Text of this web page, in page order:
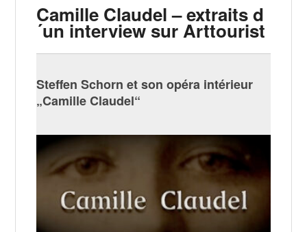
Camille Claudel – extraits d
´un interview sur Arttourist
Steffen Schorn et son opéra intérieur
„Camille Claudel“